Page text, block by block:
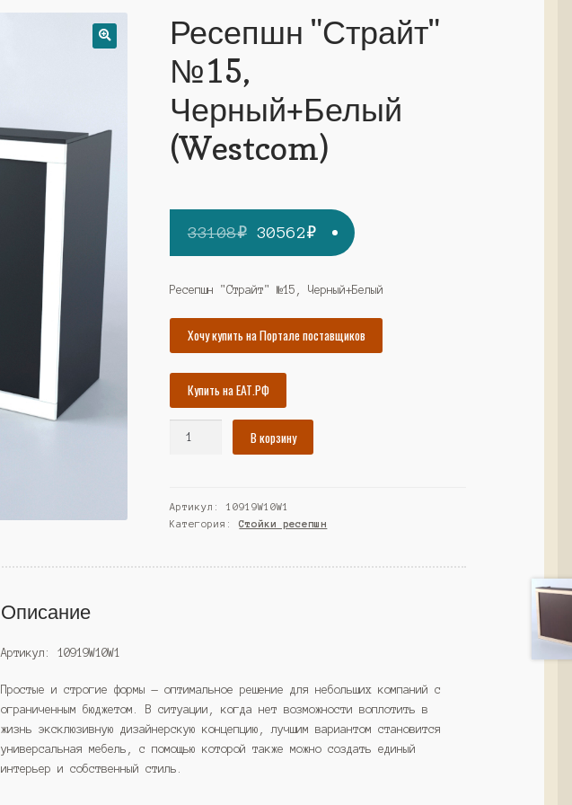
Ресепшн "Страйт"
№15,
Черный+Белый
(Westcom)
33108₽ Первоначальная
цена
составляла
33108₽.
30562₽Текущая
цена:
30562₽.
Ресепшн "Страйт" №15, Черный+Белый
Хочу купить на Портале поставщиков
Купить на ЕАТ.РФ
№15,
Черный+Белый
В корзину
Артикул:10919W10W1
Категория:Стойки ресепшн
Описание
Артикул: 10919W10W1
Простые и строгие формы — оптимальное решение для небольших компаний с
ограниченным бюджетом. В ситуации, когда нет возможности воплотить в
жизнь эксклюзивную дизайнерскую концепцию, лучшим вариантом становится
универсальная мебель, с помощью которой также можно создать единый
интерьер и собственный стиль.